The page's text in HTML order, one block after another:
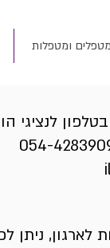
מטפלים ומטפלות
לנציגי
054-
ניתן